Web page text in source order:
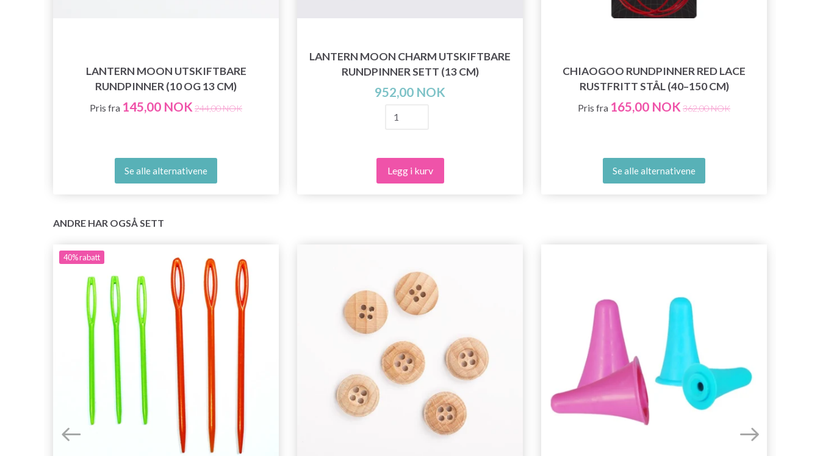
LANTERN MOON UTSKIFTBARE
RUNDPINNER (10 OG 13 CM)
Pris fra 145,00 NOK 244,00 NOK
Se alle alternativene
LANTERN MOON CHARM UTSKIFTBARE
RUNDPINNER SETT (13 CM)
952,00 NOK
Legg i kurv
CHIAOGOO RUNDPINNER RED LACE
RUSTFRITT STÅL (40–150 CM)
Pris fra 165,00 NOK 362,00 NOK
Se alle alternativene
ANDRE HAR OGSÅ SETT
40%rabatt